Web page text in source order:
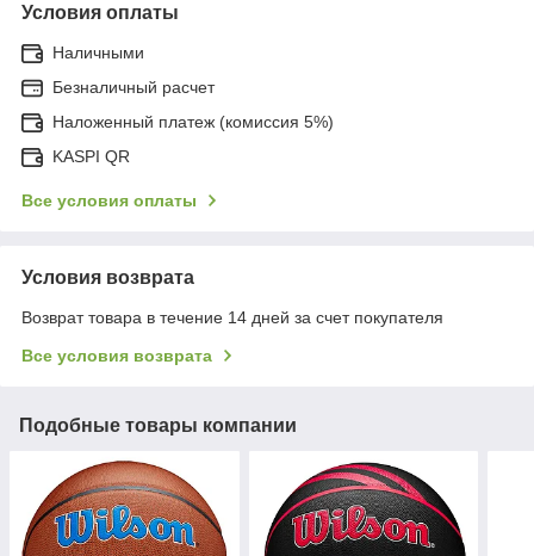
Условия оплаты
Наличными
Безналичный расчет
Наложенный платеж (комиссия 5%)
KASPI QR
Все условия оплаты
Условия возврата
Возврат товара в течение 14 дней за счет покупателя
Все условия возврата
Подобные товары компании